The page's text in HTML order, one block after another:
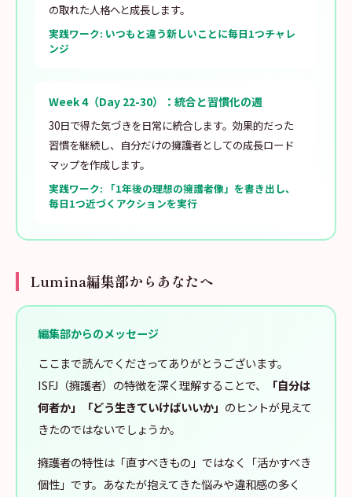
の取れた人格へと成長します。
実践ワーク: いつもと違う新しいことに毎日1つチャレ
ンジ
Week 4（Day 22-30）：統合と習慣化の週
30日で得た気づきを日常に統合します。効果的だった
習慣を継続し、自分だけの擁護者としての成長ロード
マップを作成します。
実践ワーク: 「1年後の理想の擁護者像」を書き出し、
毎日1つ近づくアクションを実行
Lumina編集部からあなたへ
編集部からのメッセージ
ここまで読んでくださってありがとうございます。
ISFJ（擁護者）の特徴を深く理解することで、
「自分は
何者か」「どう生きていけばいいか」 のヒントが見えて
きたのではないでしょうか。
擁護者の特性は「直すべきもの」ではなく「活かすべき
個性」です。あなたが抱えてきた悩みや違和感の多く